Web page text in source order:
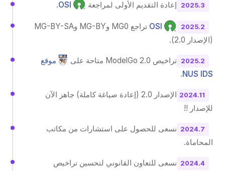
2025.3 إعادة التقديم الأولى لمراجعة OSI
.
2025.2
OSI
تراجع MG0 وMG-BY وMG-BY-SA
(الإصدار 2.0).
2025.2 تراخيص ModelGo 2.0 متاحة على
موقع
NUS IDS
.
2024.11
الإصدار 2.0 (إعادة صياغة كاملة) جاهز الآن
للإصدار !!
2024.7 نسعى للحصول على استشارات من مكاتب
المحاماة.
2024.4 نسعى للتعاون القانوني لتحسين تراخيص